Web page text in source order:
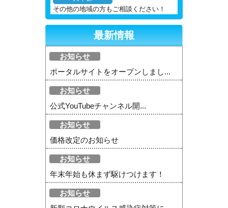
その他の地域の方もご相談ください！
最新情報
お知らせ
ポータルサイトをオープンしまし...
お知らせ
公式YouTubeチャンネル開...
お知らせ
価格改定のお知らせ
お知らせ
年末年始も休まず駆けつけます！
お知らせ